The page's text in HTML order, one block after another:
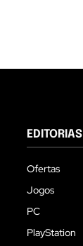
EDITORIAS
Ofertas
Jogos
PC
PlayStation